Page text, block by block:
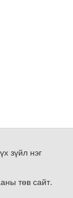
зүйл нэг
төв сайт.